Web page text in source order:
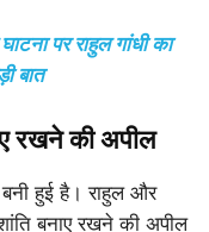
पर राहुल गांधी का
बात
की अपील
हुई है। राहुल और
बनाए रखने की अपील